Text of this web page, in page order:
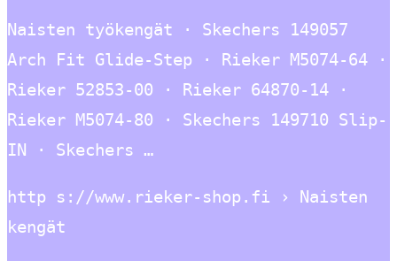
Naisten työkengät · Skechers 149057
Arch Fit Glide-Step · Rieker M5074-64 ·
Rieker 52853-00 · Rieker 64870-14 ·
Rieker M5074-80 · Skechers 149710 Slip-
IN · Skechers …
http s://www.rieker-shop.fi › Naisten
kengät